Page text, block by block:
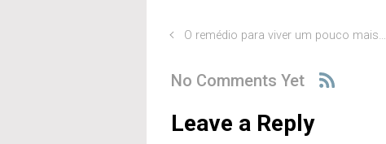
O remédio para viver um pouco mais…
No Comments Yet
Leave a Reply